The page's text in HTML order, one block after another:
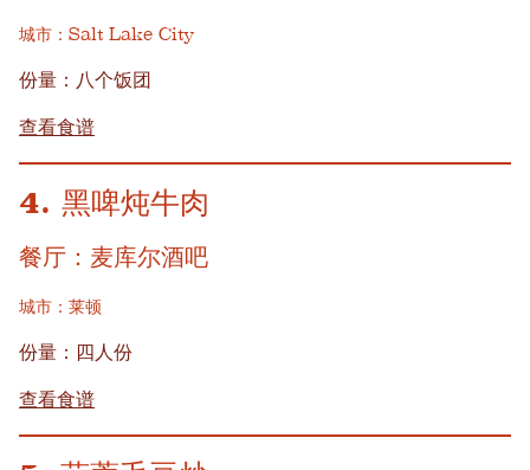
城市：Salt Lake City
份量：八个饭团
查看食谱
4. 黑啤炖牛肉
餐厅：麦库尔酒吧
城市：莱顿
份量：四人份
查看食谱